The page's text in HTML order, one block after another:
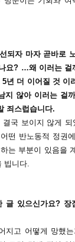
되자 마자 곧바로
요? …왜 이러는 걸
년 더 이어질 것 이
지 않아 이러는 걸
죄스럽습니다.
국 보이지 않게 되
떤 반노동적 정권
는 부분이 있음을
빕니다.
있으신가요? 장
지고 어떻게 망했